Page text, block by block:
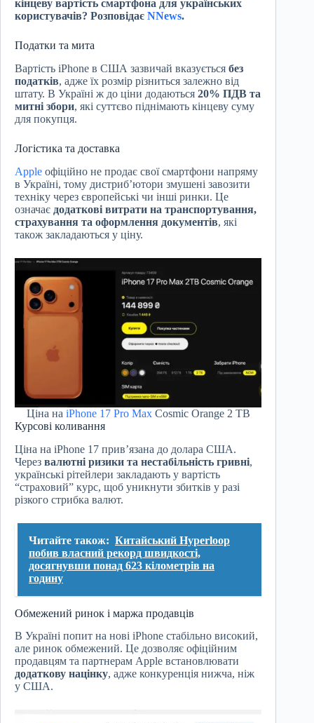
кінцеву вартість смартфона для українських
користувачів? Розповідає NNews.
Податки та мита
Вартість iPhone в США зазвичай вказується без
податків, адже їх розмір різниться залежно від
штату. В Україні ж до ціни додаються 20% ПДВ та
митні збори, які суттєво піднімають кінцеву суму
для покупця.
Логістика та доставка
Apple офіційно не продає свої смартфони напряму
в Україні, тому дистриб’ютори змушені завозити
техніку через європейські чи інші ринки. Це
означає додаткові витрати на транспортування,
страхування та оформлення документів, які
також закладаються у ціну.
Ціна на iPhone 17 Pro MaxCosmic Orange 2 TB
Курсові коливання
Ціна на iPhone 17 прив’язана до долара США.
Через валютні ризики та нестабільність гривні,
українські рітейлери закладають у вартість
“страховий” курс, щоб уникнути збитків у разі
різкого стрибка валют.
Читайте також: Китайський Hyperloop
побив власний рекорд швидкості,
досягнувши понад 623 кілометрів на
годину
Обмежений ринок і маржа продавців
В Україні попит на нові iPhone стабільно високий,
але ринок обмежений. Це дозволяє офіційним
продавцям та партнерам Apple встановлювати
додаткову націнку, адже конкуренція нижча, ніж
у США.